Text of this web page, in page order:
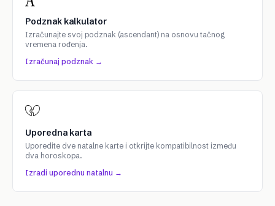
Podznak kalkulator
Izračunajte svoj podznak (ascendant) na osnovu tačnog
vremena rođenja.
Izračunaj podznak →
Uporedna karta
Uporedite dve natalne karte i otkrijte kompatibilnost između
dva horoskopa.
Izradi uporednu natalnu →